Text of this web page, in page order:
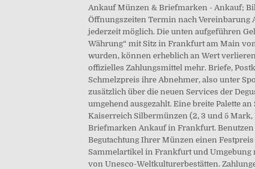
Ankauf Münzen & Briefmarken - Ankauf;
Öffnungszeiten Termin nach Vereinbarung
jederzeit möglich. Die unten aufgeführen
Währung“ mit Sitz in Frankfurt am Main
wurden, können erheblich an Wert
offizielles Zahlungsmittel mehr. Briefe,
Schmelzpreis ihre Abnehmer, also unter
zusätzlich über die neuen Services der
umgehend ausgezahlt. Eine breite Palette
Kaiserreich Silbermünzen (2, 3 und 5
Briefmarken Ankauf in Frankfurt.
Begutachtung Ihrer Münzen einen
Sammelartikel in Frankfurt und Umgebung
von Unesco-Weltkulturerbestätten.